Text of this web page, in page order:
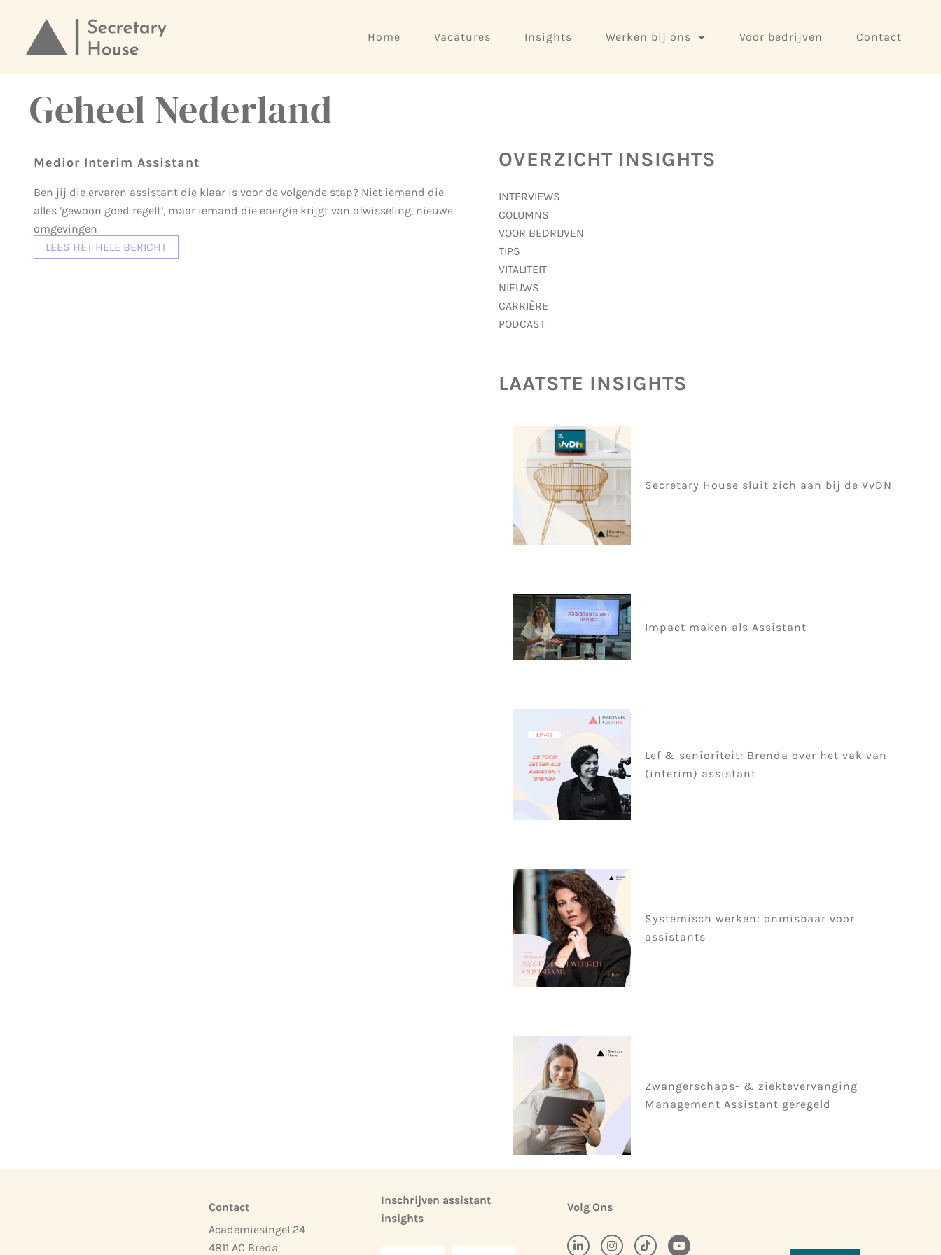
naar
Home Vacatures Insights Werken bij ons Voor bedrijven Contact
Geheel Nederland
Medior Interim Assistant
Ben jij die ervaren assistant die klaar is voor de volgende stap? Niet iemand die
alles ‘gewoon goed regelt’, maar iemand die energie krijgt van afwisseling, nieuwe
omgevingen
LEES HET HELE BERICHT
OVERZICHT INSIGHTS
INTERVIEWS
COLUMNS
VOOR BEDRIJVEN
TIPS
VITALITEIT
NIEUWS
CARRIÈRE
PODCAST
LAATSTE INSIGHTS
Secretary House sluit zich aan bij de VvDN
Impact maken als Assistant
Lef & senioriteit: Brenda over het vak van
(interim) assistant
Systemisch werken: onmisbaar voor
assistants
Zwangerschaps- & ziektevervanging
Management Assistant geregeld
Contact
Academiesingel 24
4811 AC Breda
Inschrijven assistant
insights
Volg Ons